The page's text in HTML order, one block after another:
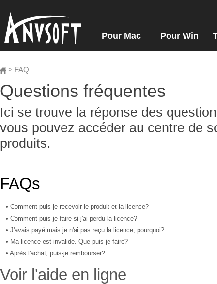
Pour Mac Pour Win
> FAQ
Questions fréquentes
Ici se trouve la réponse des
vous pouvez accéder au centre de
produits.
FAQs
• Comment puis-je recevoir le produit et la licence?
• Comment puis-je faire si j'ai perdu la licence?
• J'avais payé mais je n'ai pas reçu la licence, pourquoi?
• Ma licence est invalide. Que puis-je faire?
• Après l'achat, puis-je rembourser?
Voir l'aide en ligne